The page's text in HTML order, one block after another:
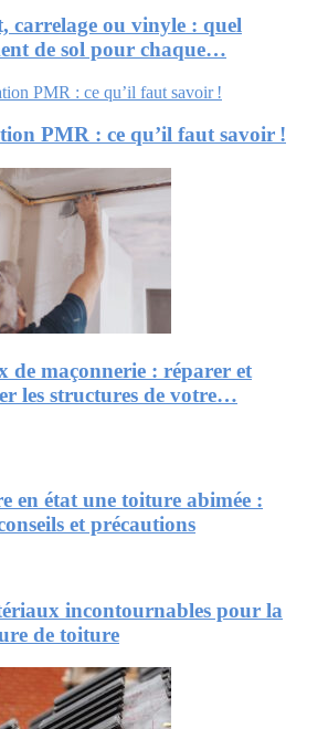
carrelage ou vinyle : quel
de sol pour chaque…
PMR : ce qu’il faut savoir !
de maçonnerie : réparer et
les structures de votre…
en état une toiture abimée :
et précautions
incontournables pour la
de toiture